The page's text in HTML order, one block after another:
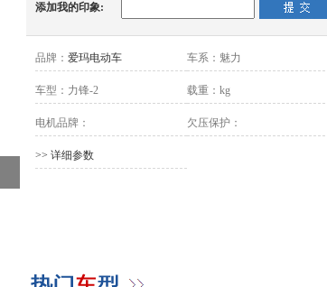
添加我的印象:
品牌： 爱玛电动车 车系： 魅力
车型： 力锋-2 载重： kg
电机品牌： 欠压保护：
>> 详细参数